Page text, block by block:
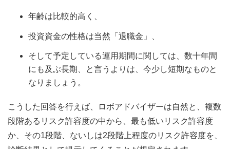
年齢は比較的高く、
投資資金の性格は当然「退職金」、
そして予定している運用期間に関しては、数十年間
にも及ぶ長期、と言うよりは、今少し短期なものと
なりましょう。
こうした回答を行えば、ロボアドバイザーは自然と、複数
段階あるリスク許容度の中から、最も低いリスク許容度
か、その1段階、ないしは2段階上程度のリスク許容度を、